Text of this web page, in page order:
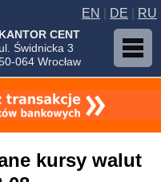
KANTOR CENT
ul. Świdnicka 3
064 Wrocław
EN DE RU
kursy walut